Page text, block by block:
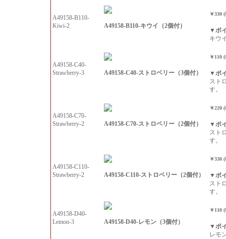
A49158-B110-
Kiwi-2
A49158-B110-キウイ（2個付）
￥330
▼ポ
キウ
A49158-C40-
Strawberry-3
A49158-C40-ストロベリー（3個付）
￥110
▼ポ
スト
す。
A49158-C70-
Strawberry-2
A49158-C70-ストロベリー（2個付）
￥220
▼ポ
スト
す。
A49158-C110-
Strawberry-2
A49158-C110-ストロベリー（2個付）
￥330
▼ポ
スト
す。
A49158-D40-
Lemon-3
A49158-D40-レモン（3個付）
￥110
▼ポ
レモ